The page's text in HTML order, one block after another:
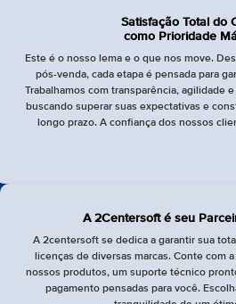
Satisfação Total do
como Prioridade
Este é o nosso lema e o que nos move.
pós-venda, cada etapa é pensada para
Trabalhamos com transparência, agilidade
buscando superar suas expectativas e
longo prazo. A confiança dos nossos
A 2Centersoft é seu
A 2centersoft se dedica a garantir sua
licenças de diversas marcas. Conte com
nossos produtos, um suporte técnico
pagamento pensadas para você.